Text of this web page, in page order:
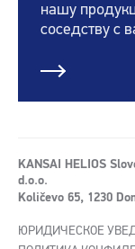
нашу
соседству с
KANSAI HELIOS
d.o.o.
Količevo 65, 1230
ЮРИДИЧЕСКОЕ